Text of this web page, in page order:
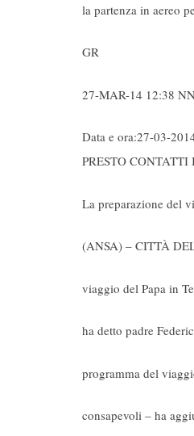
la partenza in aereo
GR
27-MAR-14 12:38
Data e ora:27-03-
PRESTO CONTATTI
La preparazione del
(ANSA) – CITTÀ
viaggio del Papa in
ha detto padre
programma del
consapevoli – ha